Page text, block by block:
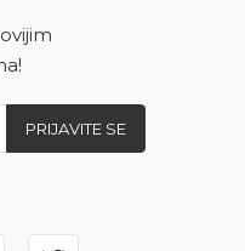
PRIJAVITE SE